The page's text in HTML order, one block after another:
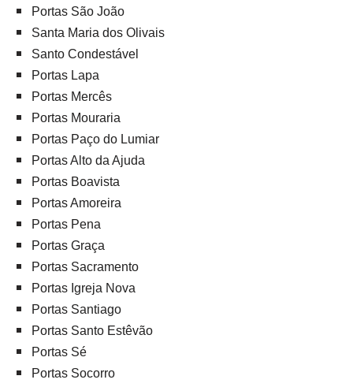
Portas São João
Santa Maria dos Olivais
Santo Condestável
Portas Lapa
Portas Mercês
Portas Mouraria
Portas Paço do Lumiar
Portas Alto da Ajuda
Portas Boavista
Portas Amoreira
Portas Pena
Portas Graça
Portas Sacramento
Portas Igreja Nova
Portas Santiago
Portas Santo Estêvão
Portas Sé
Portas Socorro